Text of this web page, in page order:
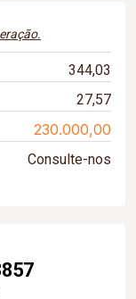
344,03
27,57
230.000,00
Consulte-nos